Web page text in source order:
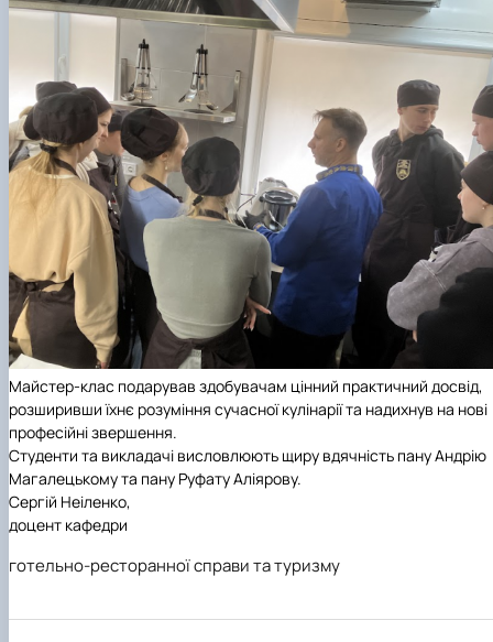
Майстер-клас подарував здобувачам цінний практичний досвід,
розширивши їхнє розуміння сучасної кулінарії та надихнув на нові
професійні звершення.
Студенти та викладачі висловлюють щиру вдячність пану Андрію
Магалецькому та пану Руфату Аліярову.
Сергій Неіленко,
доцент кафедри
готельно-ресторанної справи та туризму